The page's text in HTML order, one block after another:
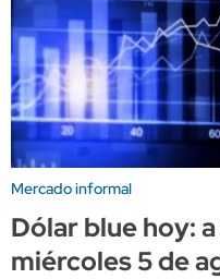
Mercado informal
Dólar blue hoy:
miércoles 5 de